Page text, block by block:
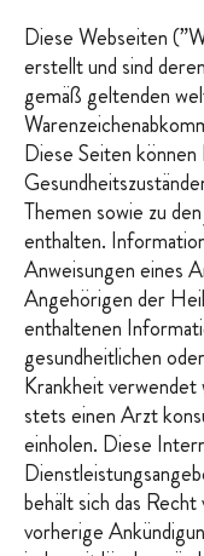
Diese Webseiten
erstellt und sind
gemäß geltenden
Diese Seiten
Themen sowie zu
enthalten.
Anweisungen eines
Angehörigen der
enthaltenen
gesundheitlichen
Krankheit verwendet
stets einen Arzt
einholen. Diese
behält sich das
vorherige